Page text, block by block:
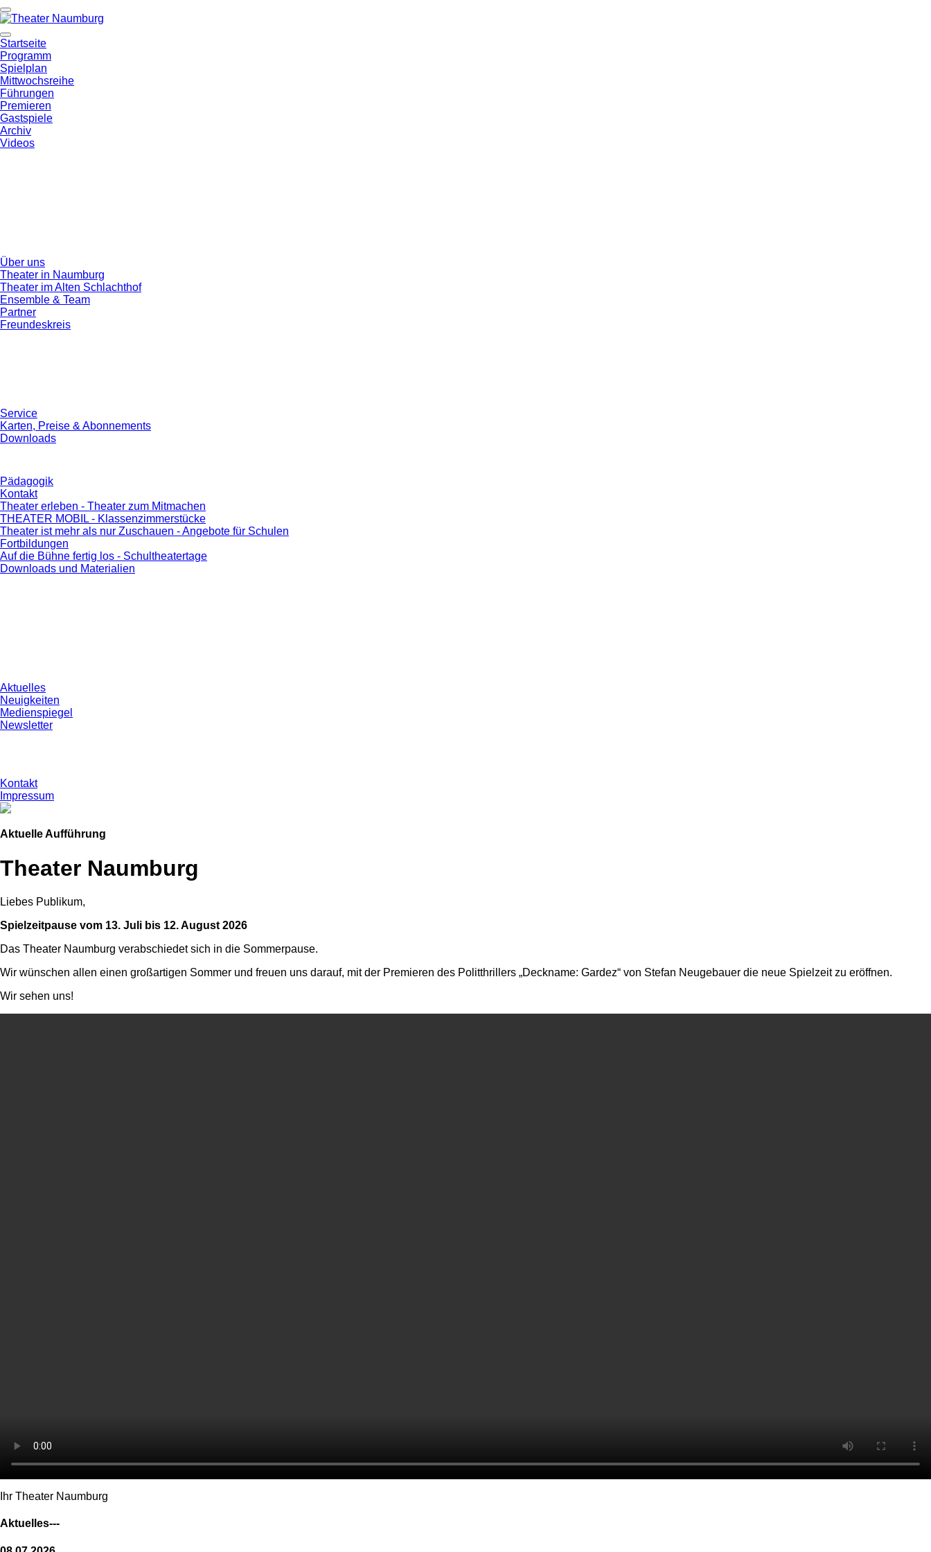
Startseite
Programm
Spielplan
Mittwochsreihe
Führungen
Premieren
Gastspiele
Archiv
Videos
Über uns
Theater in Naumburg
Theater im Alten Schlachthof
Ensemble & Team
Partner
Freundeskreis
Service
Karten, Preise & Abonnements
Downloads
Pädagogik
Kontakt
Theater erleben - Theater zum Mitmachen
THEATER MOBIL - Klassenzimmerstücke
Theater ist mehr als nur Zuschauen - Angebote für Schulen
Fortbildungen
Auf die Bühne fertig los - Schultheatertage
Downloads und Materialien
Aktuelles
Neuigkeiten
Medienspiegel
Newsletter
Kontakt
Impressum
Aktuelle Aufführung
Theater Naumburg
Liebes Publikum,
Spielzeitpause vom 13. Juli bis 12. August 2026
Das Theater Naumburg verabschiedet sich in die Sommerpause.
Wir wünschen allen einen großartigen Sommer und freuen uns darauf, mit der Premieren des Politthrillers „Deckname: Gardez“ von Stefan Neugebauer die neue Spielzeit zu eröffnen.
Wir sehen uns!
Ihr Theater Naumburg
Aktuelles---